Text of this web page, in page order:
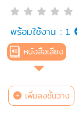
พร้อมใช้งาน : 1
หนังสือเสียง
เพิ่มลงชั้นวาง